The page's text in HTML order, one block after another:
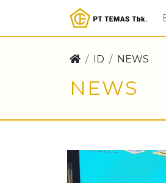
ID NEWS
NEWS